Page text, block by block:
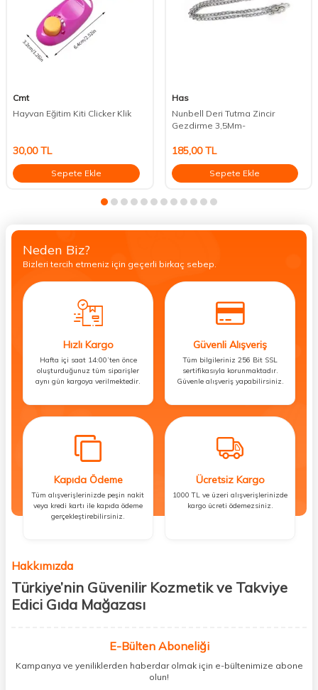
Cmt
Hayvan Eğitim Kiti Clicker Klik
30,00TL
Sepete Ekle
Has
Nunbell Deri Tutma Zincir
Gezdirme 3,5Mm-
185,00TL
Sepete Ekle
Neden Biz?
Bizleri tercih etmeniz için geçerli birkaç sebep.
Hızlı Kargo
Hafta içi saat 14:00’ten önce
oluşturduğunuz tüm siparişler
aynı gün kargoya verilmektedir.
Güvenli Alışveriş
Tüm bilgileriniz 256 Bit SSL
sertifikasıyla korunmaktadır.
Güvenle alışveriş yapabilirsiniz.
Kapıda Ödeme
Tüm alışverişlerinizde peşin nakit
veya kredi kartı ile kapıda ödeme
gerçekleştirebilirsiniz.
Ücretsiz Kargo
1000 TL ve üzeri alışverişlerinizde
kargo ücreti ödemezsiniz.
Hakkımızda
Türkiye’nin Güvenilir Kozmetik ve Takviye
Edici Gıda Mağazası
kişisel bakım hem de takviye edici gıda ürünlerini sizlerle
buluşturuyoruz. Artık mağaza mağaza dolaşmanıza gerek yok;
ihtiyacınız olan her şeyi tek bir çatı altında topluyor ve kapınıza kadar
E-Bülten Aboneliği
Kampanya ve yeniliklerden haberdar olmak için e-bültenimize abone
olun!